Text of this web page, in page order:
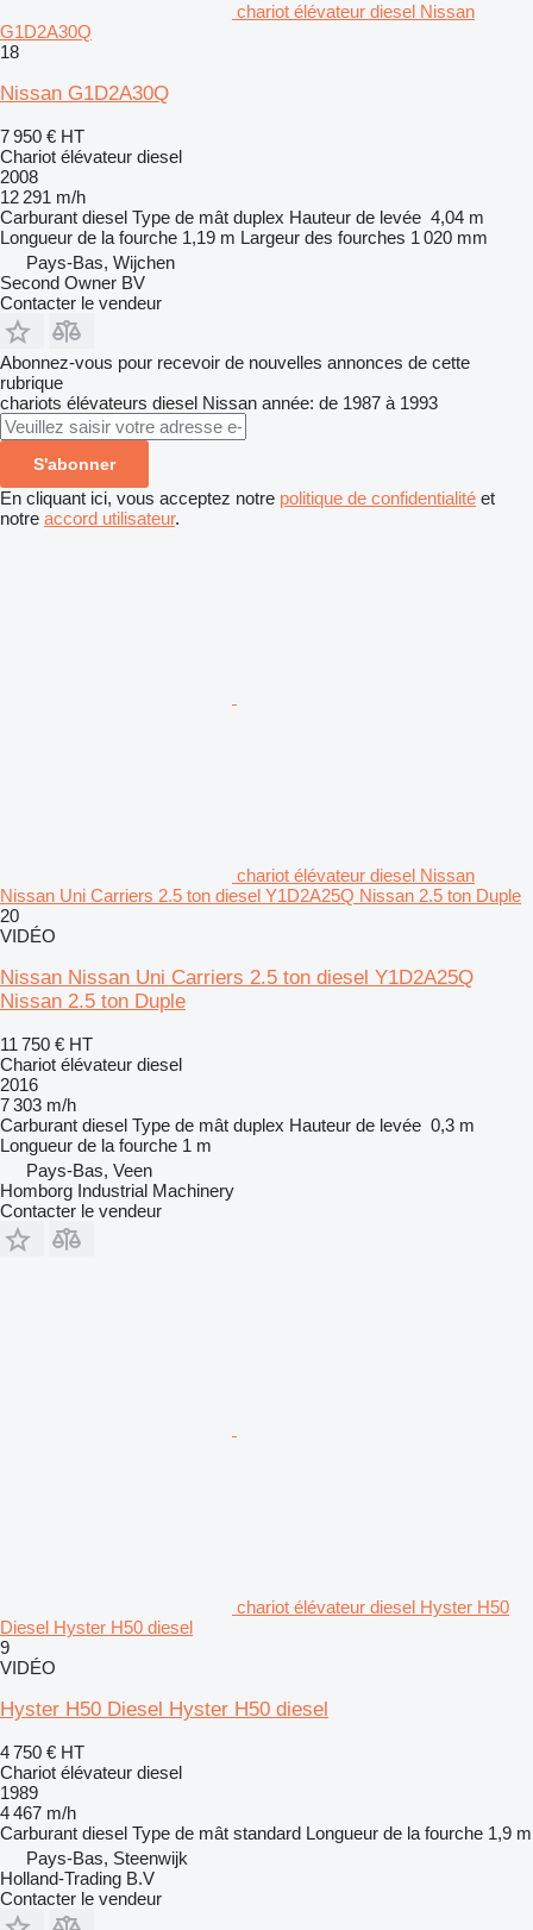
chariot élévateur diesel Nissan
G1D2A30Q
18
Nissan G1D2A30Q
7 950 € HT
Chariot élévateur diesel
2008
12 291 m/h
Carburant diesel Type de mât duplex Hauteur de levée 4,04 m
Longueur de la fourche 1,19 m Largeur des fourches 1 020 mm
Pays-Bas, Wijchen
Second Owner BV
Contacter le vendeur
Abonnez-vous pour recevoir de nouvelles annonces de cette
rubrique
chariots élévateurs diesel Nissan année: de 1987 à 1993
S'abonner
En cliquant ici, vous acceptez notre politique de confidentialité et
notre accord utilisateur.
chariot élévateur diesel Nissan
Nissan Uni Carriers 2.5 ton diesel Y1D2A25Q Nissan 2.5 ton Duple
20
VIDÉO
Nissan Nissan Uni Carriers 2.5 ton diesel Y1D2A25Q
Nissan 2.5 ton Duple
11 750 € HT
Chariot élévateur diesel
2016
7 303 m/h
Carburant diesel Type de mât duplex Hauteur de levée 0,3 m
Longueur de la fourche 1 m
Pays-Bas, Veen
Homborg Industrial Machinery
Contacter le vendeur
chariot élévateur diesel Hyster H50
Diesel Hyster H50 diesel
9
VIDÉO
Hyster H50 Diesel Hyster H50 diesel
4 750 € HT
Chariot élévateur diesel
1989
4 467 m/h
Carburant diesel Type de mât standard Longueur de la fourche 1,9 m
Pays-Bas, Steenwijk
Holland-Trading B.V
Contacter le vendeur